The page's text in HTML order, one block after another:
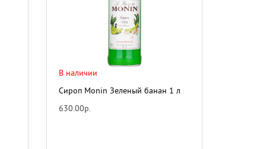
В наличии
Сироп Monin Зеленый банан 1 л
630.00р.